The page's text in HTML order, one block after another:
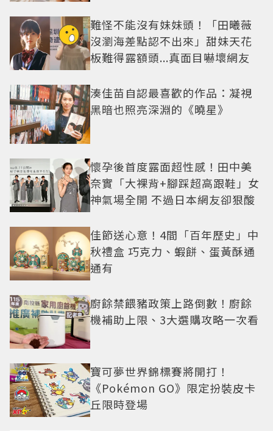
難怪不能沒有妹妹頭！「田曦薇
沒瀏海差點認不出來」甜妹天花
板難得露額頭...真面目嚇壞網友
湊佳苗自認最喜歡的作品：凝視
黑暗也照亮深淵的《曉星》
懷孕後首度露面超性感！田中美
奈實「大裸背+腳踩超高跟鞋」女
神氣場全開 不過日本網友卻狠酸
佳節送心意！4間「百年歷史」中
秋禮盒 巧克力、蝦餅、蛋黃酥通
通有
廚餘禁餵豬政策上路倒數！廚餘
機補助上限、3大選購攻略一次看
寶可夢世界錦標賽將開打！
《Pokémon GO》限定扮裝皮卡
丘限時登場